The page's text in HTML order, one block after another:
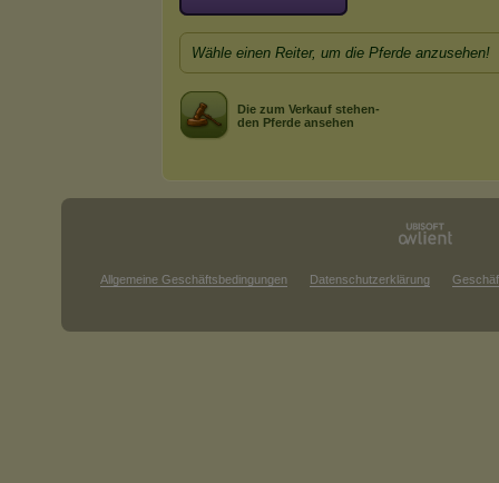
Wähle einen Reiter, um die Pferde anzusehen!
Die zum Verkauf stehen-
den Pferde ansehen
Allgemeine Geschäftsbedingungen Datenschutzerklärung